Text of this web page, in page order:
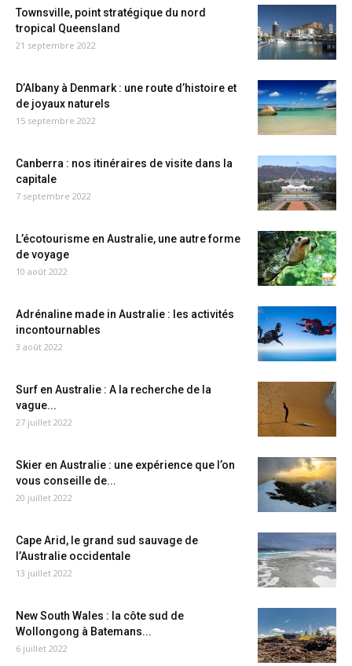
Townsville, point stratégique du nord
tropical Queensland
21 septembre 2022
D’Albany à Denmark : une route d’histoire et
de joyaux naturels
15 septembre 2022
Canberra : nos itinéraires de visite dans la
capitale
7 septembre 2022
L’écotourisme en Australie, une autre forme
de voyage
10 août 2022
Adrénaline made in Australie : les activités
incontournables
3 août 2022
Surf en Australie : A la recherche de la
vague...
27 juillet 2022
Skier en Australie : une expérience que l’on
vous conseille de...
20 juillet 2022
Cape Arid, le grand sud sauvage de
l’Australie occidentale
13 juillet 2022
New South Wales : la côte sud de
Wollongong à Batemans...
6 juillet 2022